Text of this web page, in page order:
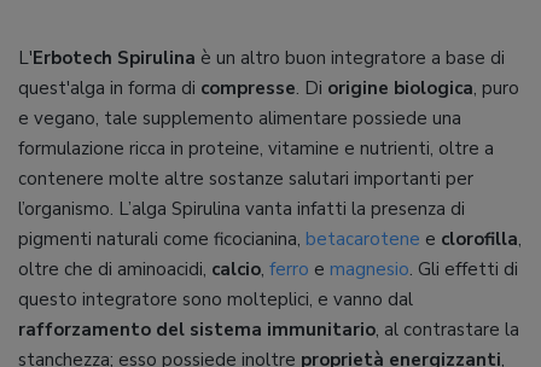
L'Erbotech Spirulina è un altro buon integratore a base di
quest'alga in forma di compresse. Di origine biologica, puro
e vegano, tale supplemento alimentare possiede una
formulazione ricca in proteine, vitamine e nutrienti, oltre a
contenere molte altre sostanze salutari importanti per
l’organismo. L’alga Spirulina vanta infatti la presenza di
pigmenti naturali come ficocianina, betacarotene e clorofilla,
oltre che di aminoacidi, calcio, ferro e magnesio. Gli effetti di
questo integratore sono molteplici, e vanno dal
rafforzamento del sistema immunitario, al contrastare la
stanchezza; esso possiede inoltre proprietà energizzanti,